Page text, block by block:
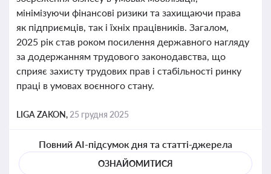
мінімізуючи фінансові ризики та захищаючи права
як підприємців, так і їхніх працівників. Загалом,
2025 рік став роком посилення державного нагляду
за додержанням трудового законодавства, що
сприяє захисту трудових прав і стабільності ринку
праці в умовах воєнного стану.
LIGA ZAKON, 25 грудня 2025
Повний AI-підсумок дня та статті-джерела
ОЗНАЙОМИТИСЯ